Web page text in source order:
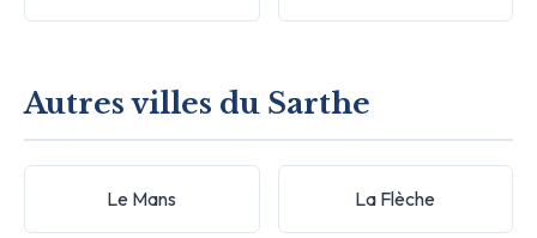
Autres villes du Sarthe
Le Mans La Flèche